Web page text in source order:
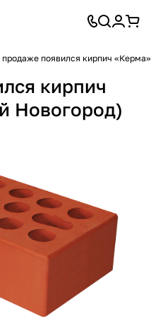
продаже появился кирпич
кирпич
Новогород)